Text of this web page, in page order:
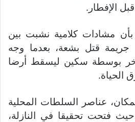
الإفطار.
مشادات كلامية نشبت بين
قتل بشعة، بعدما وجه
بوسطة سكين ليسقط أرضا
الحياة.
عناصر السلطات المحلية
فتحت تحقيقا في النازلة،